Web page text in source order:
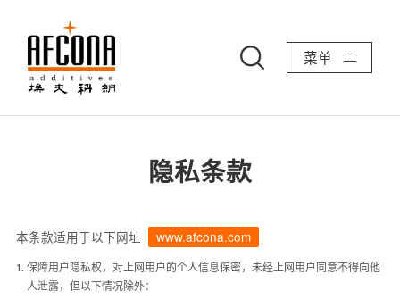
菜单
隐私条款
本条款适用于以下网址 www.afcona.com
1. 保障用户隐私权，对上网用户的个人信息保密，未经上网用户同意不得向他
人泄露，但以下情况除外：